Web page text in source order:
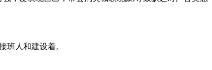
班人和建设着。